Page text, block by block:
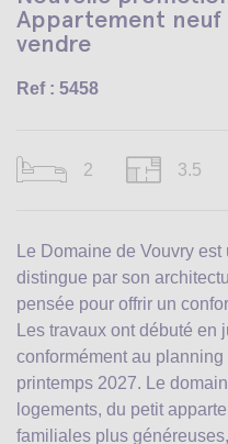
Appartement neuf
vendre
Ref : 5458
2 3.5
Le Domaine de Vouvry
distingue par son
pensée pour offrir un
Les travaux ont débuté
conformément au
printemps 2027. Le
logements, du petit
familiales plus